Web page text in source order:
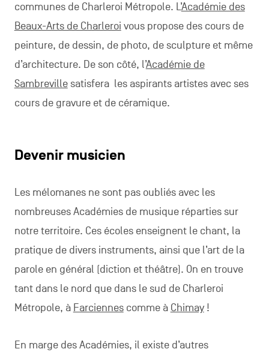
communes de Charleroi Métropole. L’Académie des
Beaux-Arts de Charleroi vous propose des cours de
peinture, de dessin, de photo, de sculpture et même
d’architecture. De son côté, l’Académie de
Sambrevillesatisfera les aspirants artistes avec ses
cours de gravure et de céramique.
Devenir musicien
Les mélomanes ne sont pas oubliés avec les
nombreuses Académies de musique réparties sur
notre territoire. Ces écoles enseignent le chant, la
pratique de divers instruments, ainsi que l’art de la
parole en général (diction et théâtre). On en trouve
tant dans le nord que dans le sud de Charleroi
Métropole, à Farciennescomme à Chimay!
En marge des Académies, il existe d’autres